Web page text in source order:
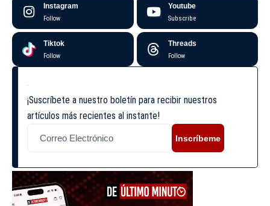
Instagram
Follow
Youtube
Subscribe
Tiktok
Follow
Threads
Follow
¡Suscríbete a nuestro boletín para recibir nuestros
artículos más recientes al instante!
Inscríbeme